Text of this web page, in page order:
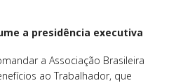
a presidência executiva
a Associação Brasileira
ao Trabalhador, que